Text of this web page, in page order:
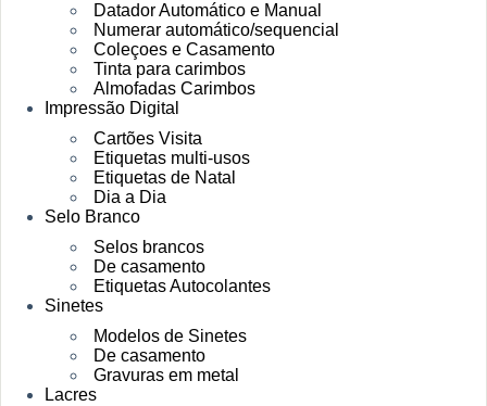
Datador Automático e Manual
Numerar automático/sequencial
Coleçoes e Casamento
Tinta para carimbos
Almofadas Carimbos
Impressão Digital
Cartões Visita
Etiquetas multi-usos
Etiquetas de Natal
Dia a Dia
Selo Branco
Selos brancos
De casamento
Etiquetas Autocolantes
Sinetes
Modelos de Sinetes
De casamento
Gravuras em metal
Lacres